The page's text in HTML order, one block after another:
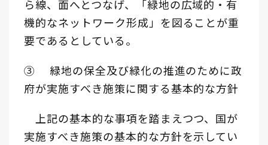
ら線、面へとつなげ、「緑地の広域的・有
機的なネットワーク形成」を図ることが重
要であるとしている。
③ 緑地の保全及び緑化の推進のために政
府が実施すべき施策に関する基本的な方針
上記の基本的な事項を踏まえつつ、国が
実施すべき施策の基本的な方針を示してい